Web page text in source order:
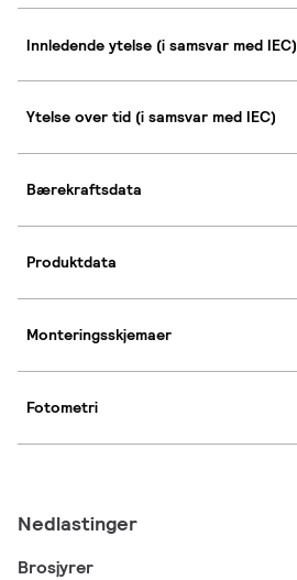
Innledende ytelse (i samsvar med IEC)
Ytelse over tid (i samsvar med IEC)
Bærekraftsdata
Produktdata
Monteringsskjemaer
Fotometri
Nedlastinger
Brosjyrer